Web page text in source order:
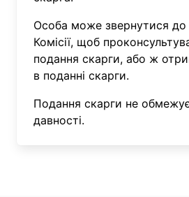
Особа може звернутися до
Комісії, щоб
подання скарги, або ж
в поданні скарги.
Подання скарги не
давності.